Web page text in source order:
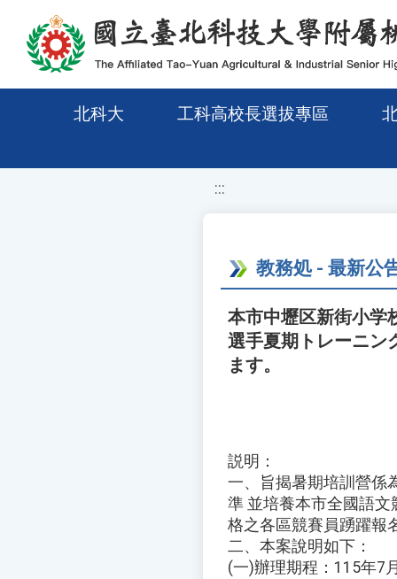
移至網頁之主要內容區位置
北科大 工科高校長選拔專區
:::
教務処 - 最新公
本市中壢区新街小学
選手夏期トレーニン
ます。
説明：
一、旨揭暑期培訓營係
準 並培養本市全國語
格之各區競賽員踴躍報
二、本案說明如下：
(一)辦理期程：115年7